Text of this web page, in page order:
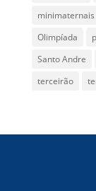
minimaternais
Olimpíada
Santo Andre
terceirão